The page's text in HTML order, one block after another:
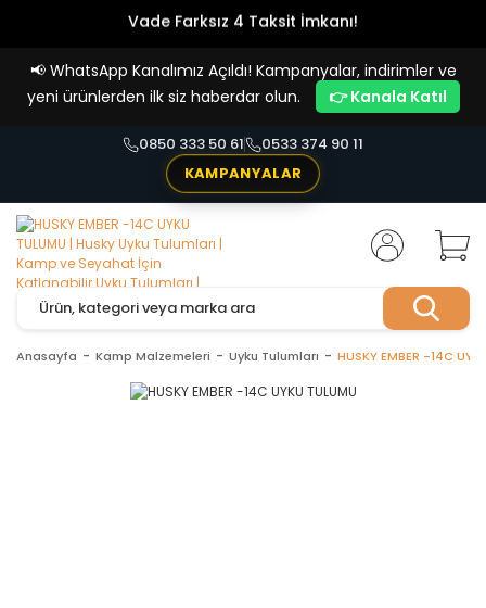
Vade Farksız 4 Taksit İmkanı!
📢 WhatsApp Kanalımız Açıldı! Kampanyalar, indirimler ve
yeni ürünlerden ilk siz haberdar olun.
👉 Kanala Katıl
0850 333 50 61
0533 374 90 11
KAMPANYALAR
Anasayfa Kamp Malzemeleri Uyku Tulumları HUSKY EMBER -14C